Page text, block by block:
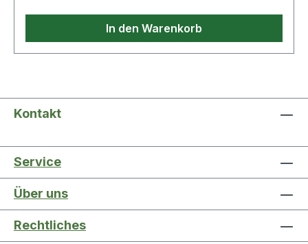
In den Warenkorb
Kontakt
Service
Über uns
Rechtliches